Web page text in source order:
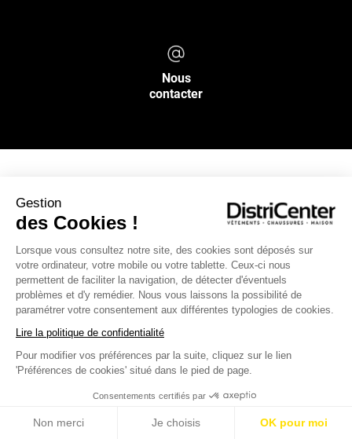
Gestion
des Cookies !
Lorsque vous consultez notre site, des cookies sont déposés sur
votre ordinateur, votre mobile ou votre tablette. Ceux-ci nous
permettent de faciliter la navigation, de détecter d'éventuels
problèmes et d'y remédier. Nous vous laissons la possibilité de
paramétrer votre consentement aux différentes typologies de cookies.
Lire la politique de confidentialité
Pour modifier vos préférences par la suite, cliquez sur le lien
'Préférences de cookies' situé dans le pied de page.
Consentements certifiés par
Non merci Je choisis OK pour moi
Nous
contacter
NOS SERVICES
L’ENSEIGNE DISTRICENTER
Suivez-nous
Moyens de paiement